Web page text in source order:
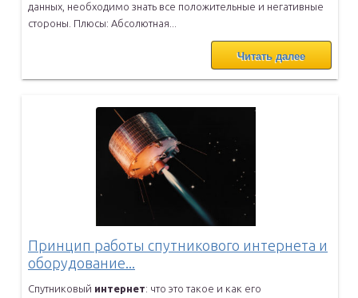
данных, необходимо знать все положительные и негативные
стороны. Плюсы: Абсолютная...
Читать далее
Принцип работы спутникового интернета и
оборудование...
Спутниковый интернет: что это такое и как его